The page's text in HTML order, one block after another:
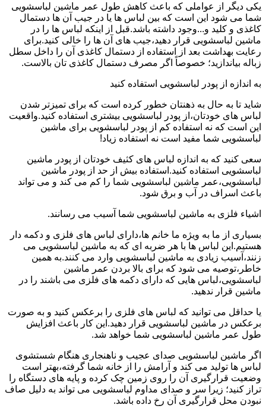
یکی دیگر از عواملی که باعث کاهش طول عمر ماشین لباسشویی
شما می شود این است که بین لباس ها یا در جیب آن ها دستمال
کاغذی و کلید و...وجود داشته باشد.قبل از اینکه لباس ها را در
ماشین لباسشویی قرار دهید،جیب های آن ها را خالی کنید.برای
رعایت بهداشت بعد از استفاده از دستمال کاغذی آن را داخل سطل
زباله بیاندازید؛ خصوصاً اگر مصرف دستمال کاغذی تان بالاست.
به اندازه از پودر لباسشویی استفاده کنید
شاید تا به حال به ذهنتان خطور کرده است که برای تمیزتر شدن
لباس های خودتان،از پودر لباسشویی بیشتری استفاده کنید.واقعیت
این است که نه استفاده کم از پودر لباسشویی برای ماشین
لباسشویی شما مفید است نه استفاده زیاد!
سعی کنید که به اندازه لباس های کثیف خودتان از پودر ماشین
لباسشویی استفاده کنید.استفاده بیش از حد از پودر ماشین
لباسشویی،عمر ماشین لباسشویی شما را کم می کند و می تواند
باعث اسراف در آب و برق شود.
اشیاء فلزی به ماشین لباسشویی شما آسیب می رسانند.
بسیاری از ما به ویژه ما خانم ها،دارای لباس های فلزی و دکمه دار
هستیم.این لباس ها با هر ضربه ای که به ماشین لباسشویی می
زنند،آسیب زیادی به ماشین لباسشویی وارد می کنند.به همین
خاطر،توصیه می شود که برای بالا بردن عمر ماشین
لباسشویی،لباس هایی که دارای دکمه های فلزی می باشند را در
ماشین قرار ندهید.
یا حداقل می توانید که لباس های فلزی را برعکس کنید و به صورت
برعکس در ماشین لباسشویی قرار دهید.این کار باعث افزایش
طول عمر ماشین لباسشویی شما خواهد شد.
اگر ماشین لباسشویی صدای عجیب و ناهنجاری هنگام شستشوی
لباس ها تولید می کند و آرامش را از خانه شما گرفته،بهتر است
وضعیت قرارگیری آن را روی زمین چک کرده و پایه های دستگاه را
تراز کنید؛ زیرا سر و صدای مداوم لباسشویی می تواند به دلیل صاف
نبودن محل قرارگیری آن رخ داده باشد.